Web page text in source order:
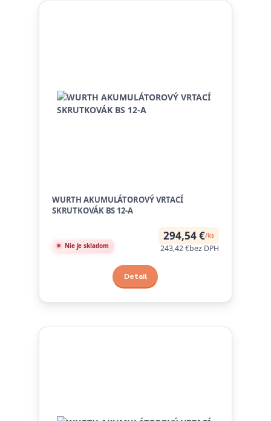
WURTH AKUMULÁTOROVÝ VRTACÍ
SKRUTKOVÁK BS 12-A
294,54 €/ks
243,42 €bez DPH
Nie je skladom
Detail